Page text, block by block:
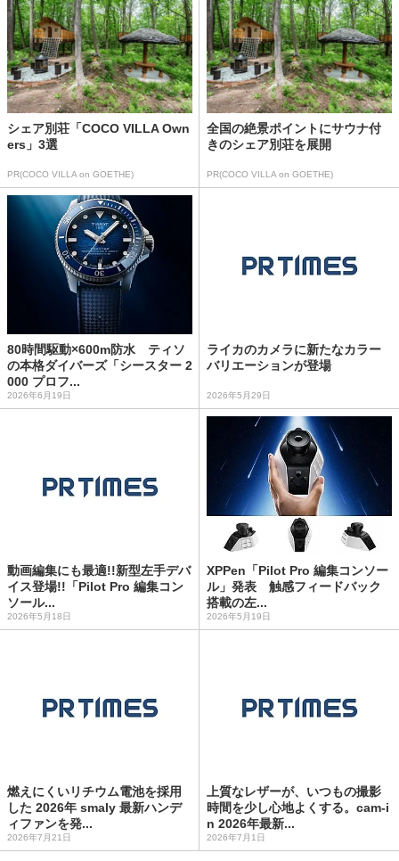
シェア別荘「COCO VILLA Own
ers」3選
PR(COCO VILLA on GOETHE)
全国の絶景ポイントにサウナ付
きのシェア別荘を展開
PR(COCO VILLA on GOETHE)
80時間駆動×600m防水 ティソ
の本格ダイバーズ「シースター 2
000 プロフ...
2026年6月19日
ライカのカメラに新たなカラー
バリエーションが登場
2026年5月29日
動画編集にも最適!!新型左手デバ
イス登場!!「Pilot Pro 編集コン
ソール...
2026年5月18日
XPPen「Pilot Pro 編集コンソー
ル」発表 触感フィードバック
搭載の左...
2026年5月19日
燃えにくいリチウム電池を採用
した 2026年 smaly 最新ハンデ
ィファンを発...
2026年7月21日
上質なレザーが、いつもの撮影
時間を少し心地よくする。cam-i
n 2026年最新...
2026年7月1日